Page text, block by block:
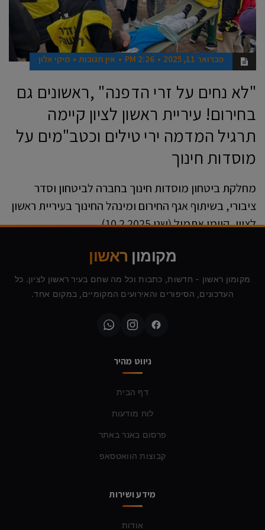
פברואר 11, 2025 2:26 PM אין תגובות מיקי אלון
"לא נחים על זרי הדפנה" ,ראשונים גם
בחירום! עיריית ראשון לציון קיימה
תרגיל המדמה ירי טילים וכטב"מים על
מוסדות חינוך
מחלקת ביטחון מוסדות חינוך בחברה לביטחון וסדר
ציבורי, בשיתוף אגף החירום ומינהל החינוך בעיריית ראשון
לציון, קיימו אתמול (שני 10.2.2025),
מקומון ראשון
מקומון ראשון - חדשות, כתבות וכל מה שחם בעיר ראשון לציון. כל
העדכונים, הסיפורים והאירועים המקומיים, במקום אחד.
ניווט מהיר
דף הבית
לוח מודעות
פרסום באנר באתר
קבוצות הוואטסאפ
מידע ושירות
אודות